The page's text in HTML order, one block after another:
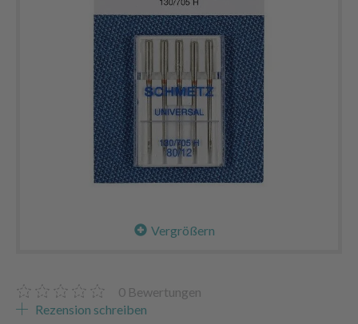
Vergrößern
0 Bewertungen
Rezension schreiben